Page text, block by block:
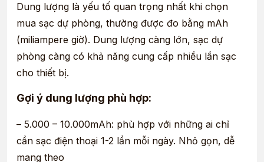
Dung lượng là yếu tố quan trọng nhất khi chọn
mua sạc dự phòng, thường được đo bằng mAh
(miliampere giờ). Dung lượng càng lớn, sạc dự
phòng càng có khả năng cung cấp nhiều lần sạc
cho thiết bị.
Gợi ý dung lượng phù hợp:
– 5.000 – 10.000mAh: phù hợp với những ai chỉ
cần sạc điện thoại 1-2 lần mỗi ngày. Nhỏ gọn, dễ
mang theo